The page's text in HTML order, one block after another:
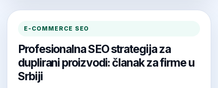
E-COMMERCE SEO
Profesionalna SEO strategija za
duplirani proizvodi: članak za firme u
Srbiji